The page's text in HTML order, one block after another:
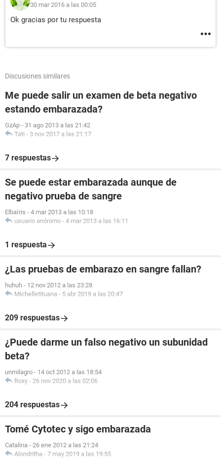
30 mar 2016 a las 00:05
Ok gracias por tu respuesta
Discusiones similares
Me puede salir un examen de beta negativo
estando embarazada?
GzAp - 31 ago 2013 a las 21:42
Tati - 3 nov 2017 a las 21:17
7 respuestas
Se puede estar embarazada aunque de
negativo prueba de sangre
ElbaIris - 4 mar 2013 a las 10:18
usuario anónimo - 4 mar 2013 a las 16:11
1 respuesta
¿Las pruebas de embarazo en sangre fallan?
huhuh - 12 nov 2012 a las 23:28
Michelletituana - 5 abr 2019 a las 20:47
209 respuestas
¿Puede darme un falso negativo un subunidad
beta?
unmilagro - 14 oct 2012 a las 18:54
Roxy - 26 nov 2020 a las 02:06
204 respuestas
Tomé Cytotec y sigo embarazada
Catalina - 26 ene 2012 a las 21:24
Alondritha - 7 may 2019 a las 19:55